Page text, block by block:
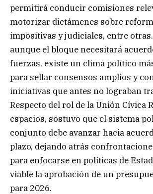
permitirá conducir comisiones
motorizar dictámenes sobre
impositivas y judiciales, entre
aunque el bloque necesitará
fuerzas, existe un clima político
para sellar consensos amplios y
iniciativas que antes no lograban
Respecto del rol de la Unión Cívica
espacios, sostuvo que el sistema
conjunto debe avanzar hacia
plazo, dejando atrás
para enfocarse en políticas de
viable la aprobación de un
para 2026.